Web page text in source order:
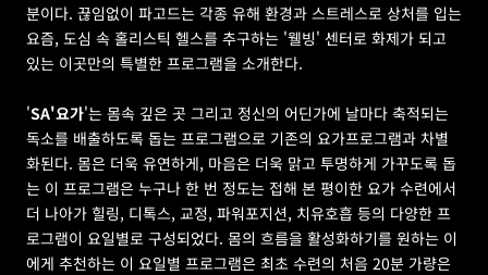
분이다. 끊임없이 파고드는 각종 유해 환경과 스트레스로 상처를 입는
요즘, 도심 속 홀리스틱 헬스를 추구하는 '웰빙' 센터로 화제가 되고
있는 이곳만의 특별한 프로그램을 소개한다.
'SA'요가'는 몸속 깊은 곳 그리고 정신의 어딘가에 날마다 축적되는
독소를 배출하도록 돕는 프로그램으로 기존의 요가프로그램과 차별
화된다. 몸은 더욱 유연하게, 마음은 더욱 맑고 투명하게 가꾸도록 돕
는 이 프로그램은 누구나 한 번 정도는 접해 본 평이한 요가 수련에서
더 나아가 힐링, 디톡스, 교정, 파워포지션, 치유호흡 등의 다양한 프
로그램이 요일별로 구성되었다. 몸의 흐름을 활성화하기를 원하는 이
에게 추천하는 이 요일별 프로그램은 최초 수련의 처음 20분 가량은